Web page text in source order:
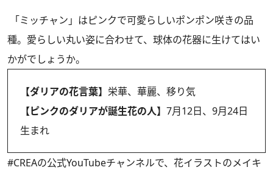
「ミッチャン」はピンクで可愛らしいポンポン咲きの品
種。愛らしい丸い姿に合わせて、球体の花器に生けてはい
かがでしょうか。
【ダリアの花言葉】 栄華、華麗、移り気
【ピンクのダリアが誕生花の人】 7月12日、9月24日
生まれ
#CREAの公式YouTubeチャンネルで、花イラストのメイキ